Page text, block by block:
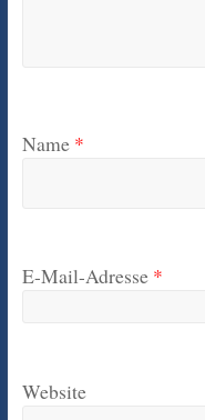
Name *
E-Mail-Adresse *
Website